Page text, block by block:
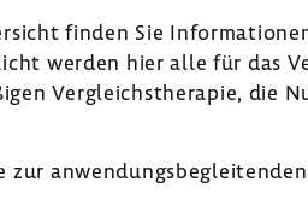
finden Sie
werden hier alle für das
Vergleichs­the­rapie, die
zur